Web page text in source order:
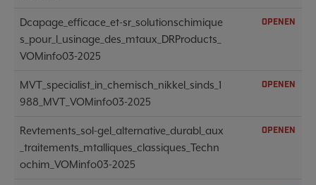
Dcapage_efficace_et-sr_solutionschimique
s_pour_l_usinage_des_mtaux_DRProducts_
VOMinfo03-2025
OPENEN
MVT_specialist_in_chemisch_nikkel_sinds_1
988_MVT_VOMinfo03-2025
OPENEN
Revtements_sol-gel_alternative_durabl_aux
_traitements_mtalliques_classiques_Techn
ochim_VOMinfo03-2025
OPENEN